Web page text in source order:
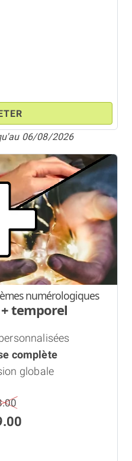
06/08/2026
numérologiques
temporel
complète
globale